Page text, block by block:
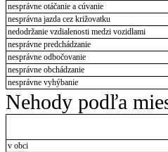
nesprávne otáčanie a cúvanie
nesprávna jazda cez križovatku
nedodržanie vzdialenosti medzi vozidlami
nesprávne predchádzanie
nesprávne odbočovanie
nesprávne obchádzanie
nesprávne vyhýbanie
Nehody podľa
v obci